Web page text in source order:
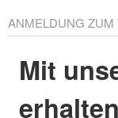
ANMELDUNG ZUM
Mit